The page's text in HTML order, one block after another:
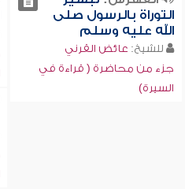
التوراة بالرسول صلى
الله عليه وسلم
للشيخ: عائض القرني
جزء من محاضرة ( قراءة في
السيرة)